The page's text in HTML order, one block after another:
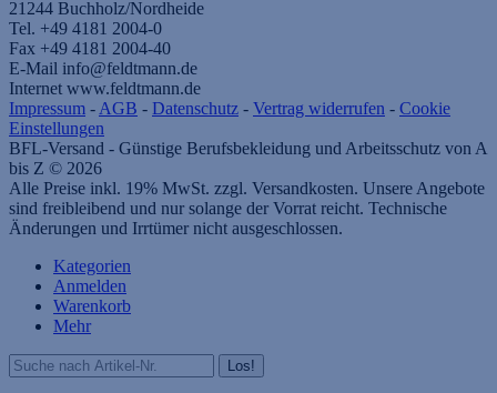
21244 Buchholz/Nordheide
Tel. +49 4181 2004-0
Fax +49 4181 2004-40
E-Mail info@feldtmann.de
Internet www.feldtmann.de
Impressum - AGB - Datenschutz - Vertrag widerrufen - Cookie
Einstellungen
BFL-Versand - Günstige Berufsbekleidung und Arbeitsschutz von A
bis Z © 2026
Alle Preise inkl. 19% MwSt. zzgl. Versandkosten. Unsere Angebote
sind freibleibend und nur solange der Vorrat reicht. Technische
Änderungen und Irrtümer nicht ausgeschlossen.
Kategorien
Anmelden
Warenkorb
Mehr